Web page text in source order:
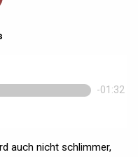
-01:32
auch nicht schlimmer,